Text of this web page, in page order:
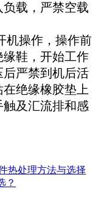
载，严禁空载
操作，操作前
鞋，开始工作
严禁到机后活
绝缘橡胶垫上
及汇流排和感
热处理方法与选择
？